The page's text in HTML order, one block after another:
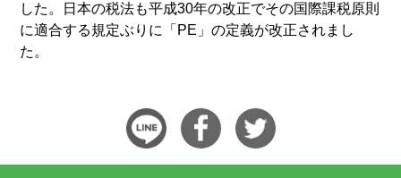
した。日本の税法も平成30年の改正でその国際課税原則
に適合する規定ぶりに「PE」の定義が改正されまし
た。